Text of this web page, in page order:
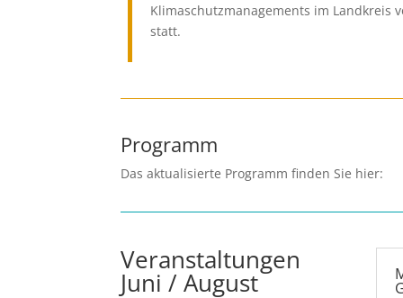
Klimaschutzmanagements im Landkreis
statt.
Programm
Das aktualisierte Programm finden Sie hier:
Veranstaltungen
Juni / August